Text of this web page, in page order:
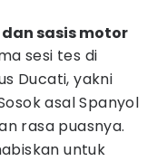
sasis motor
sesi tes di
Ducati, yakni
asal Spanyol
rasa puasnya.
untuk